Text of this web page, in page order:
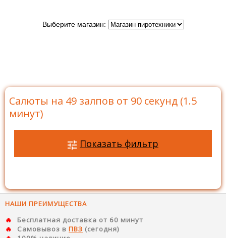
Выберите магазин:
Салюты на 49 залпов от 90 секунд (1.5
минут)
Показать фильтр
НАШИ ПРЕИМУЩЕСТВА
Бесплатная доставка от 60 минут
Самовывоз в ПВЗ (сегодня)